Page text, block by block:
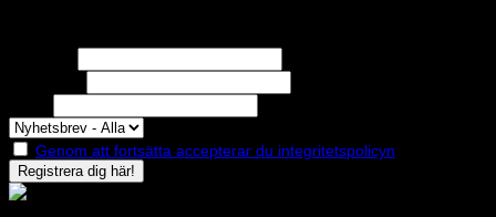
Genom att fortsätta accepterar du integritetspolicyn